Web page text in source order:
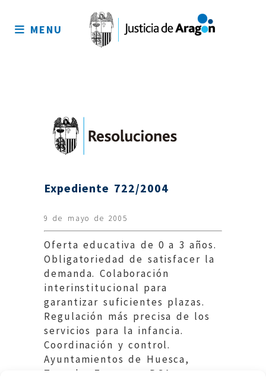
sitio
MENU
Expediente 722/2004
9 de mayo de 2005
Oferta educativa de 0 a 3 años.
Obligatoriedad de satisfacer la
demanda. Colaboración
interinstitucional para
garantizar suficientes plazas.
Regulación más precisa de los
servicios para la infancia.
Coordinación y control.
Ayuntamientos de Huesca,
Teruel y Zaragoza. DGA,